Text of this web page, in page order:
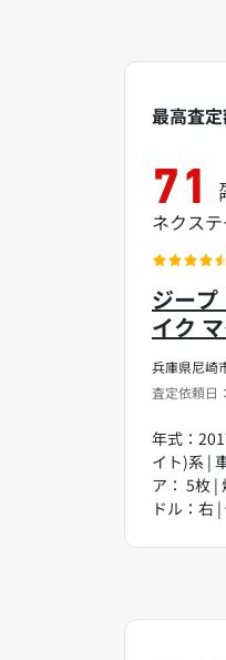
兵庫県尼崎
査定依頼日
ジープ
イク
年式：
イト)系 |
ア： 5枚 |
ドル：右
最高査
71
ネクス